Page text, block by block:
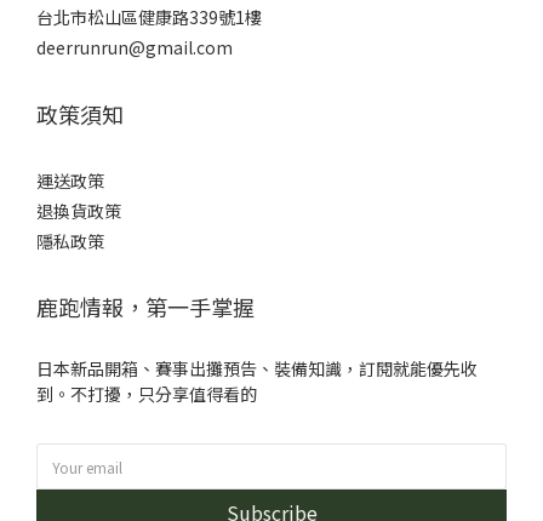
台北市松山區健康路339號1樓
deerrunrun@gmail.com
政策須知
運送政策
退換貨政策
隱私政策
鹿跑情報，第一手掌握
日本新品開箱、賽事出攤預告、裝備知識，訂閱就能優先收
到。不打擾，只分享值得看的
Subscribe